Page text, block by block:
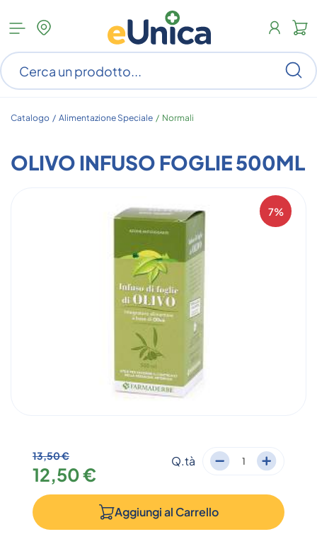
Apri
menu
categorie
Catalogo / Alimentazione Speciale / Normali
OLIVO INFUSO FOGLIE 500ML
7%
13,50 €
12,50 €
Q.tà
Aggiungi al Carrello